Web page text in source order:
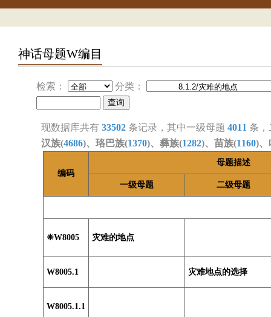
神话母题W编目
检索： 分类：
现数据库共有 33502 条记录，其中一级母题 4011 条
汉族(4686)、珞巴族(1370)、彝族(1282)、苗族(1160)、
编码
母题描述
一级母题 二级母题
❈W8005 灾难的地点
W8005.1 灾难地点的选择
W8005.1.1